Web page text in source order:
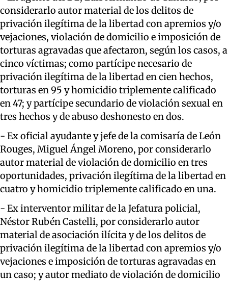
considerarlo autor material de los delitos de
privación ilegítima de la libertad con apremios y/o
vejaciones, violación de domicilio e imposición de
torturas agravadas que afectaron, según los casos, a
cinco víctimas; como partícipe necesario de
privación ilegítima de la libertad en cien hechos,
torturas en 95 y homicidio triplemente calificado
en 47; y partícipe secundario de violación sexual en
tres hechos y de abuso deshonesto en dos.
- Ex oficial ayudante y jefe de la comisaría de León
Rouges, Miguel Ángel Moreno, por considerarlo
autor material de violación de domicilio en tres
oportunidades, privación ilegítima de la libertad en
cuatro y homicidio triplemente calificado en una.
- Ex interventor militar de la Jefatura policial,
Néstor Rubén Castelli, por considerarlo autor
material de asociación ilícita y de los delitos de
privación ilegítima de la libertad con apremios y/o
vejaciones e imposición de torturas agravadas en
un caso; y autor mediato de violación de domicilio